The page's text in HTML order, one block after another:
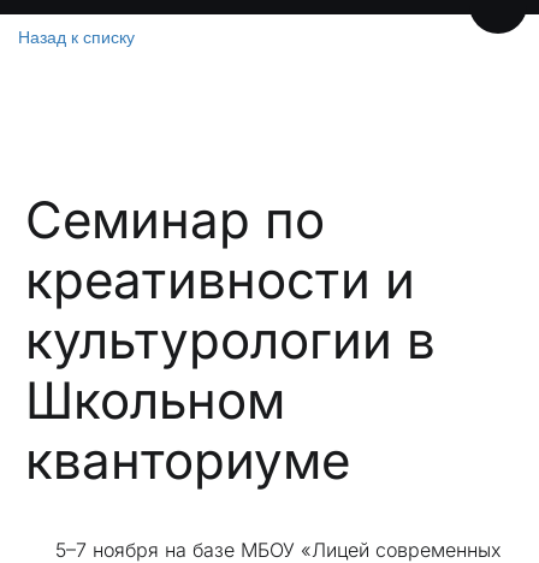
Назад к списку
Семинар по
креативности и
культурологии в
Школьном
кванториуме
5–7 ноября на базе МБОУ «Лицей современных